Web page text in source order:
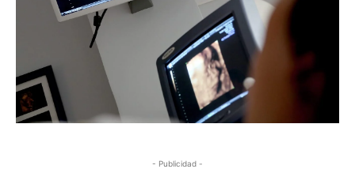
- Publicidad -